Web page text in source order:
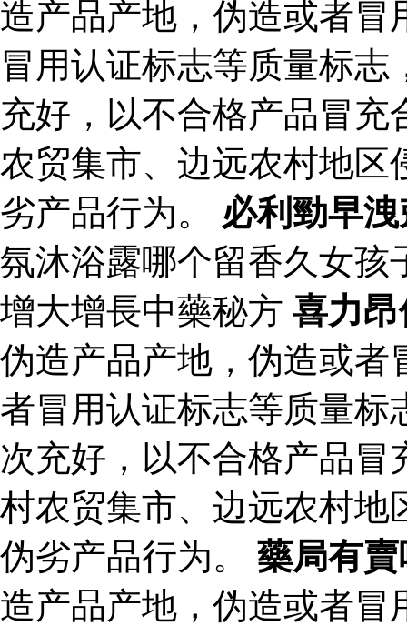
造产品产地，伪造或者冒
冒用认证标志等质量标
充好，以不合格产品冒
农贸集市、边远农村地区
劣产品行为。 必利勁早
氛沐浴露哪个留香久女
增大增長中藥秘方 喜力
伪造产品产地，伪造或者
者冒用认证标志等质量标
次充好，以不合格产品
村农贸集市、边远农村地
伪劣产品行为。 藥局有賣
造产品产地，伪造或者冒